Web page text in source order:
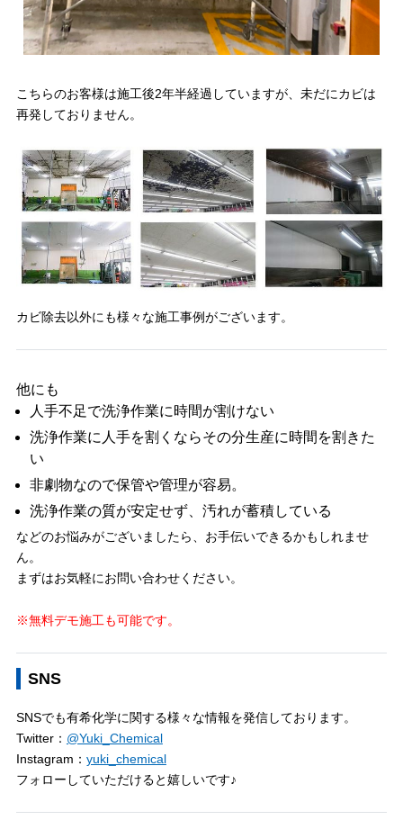
こちらのお客様は施工後2年半経過していますが、未だにカビは
再発しておりません。
カビ除去以外にも様々な施工事例がございます。
他にも
人手不足で洗浄作業に時間が割けない
洗浄作業に人手を割くならその分生産に時間を割きた
い
非劇物なので保管や管理が容易。
洗浄作業の質が安定せず、汚れが蓄積している
などのお悩みがございましたら、お手伝いできるかもしれませ
ん。
まずはお気軽にお問い合わせください。
※無料デモ施工も可能です。
SNS
SNSでも有希化学に関する様々な情報を発信しております。
Twitter： @Yuki_Chemical
Instagram： yuki_chemical
フォローしていただけると嬉しいです♪